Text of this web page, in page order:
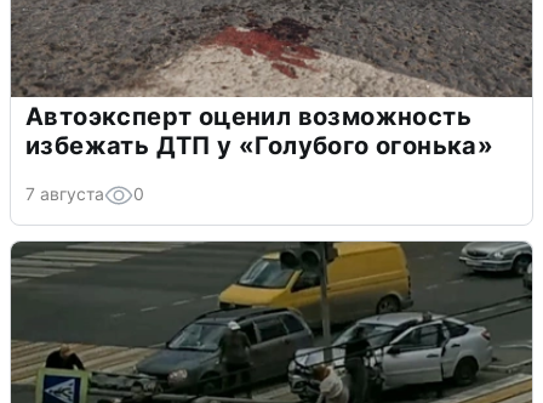
Автоэксперт оценил возможность
избежать ДТП у «Голубого огонька»
7 августа 0